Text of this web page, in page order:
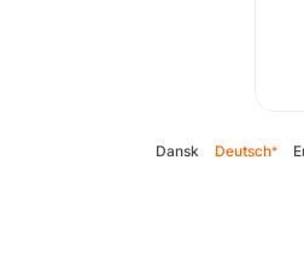
Dansk Deutsch*